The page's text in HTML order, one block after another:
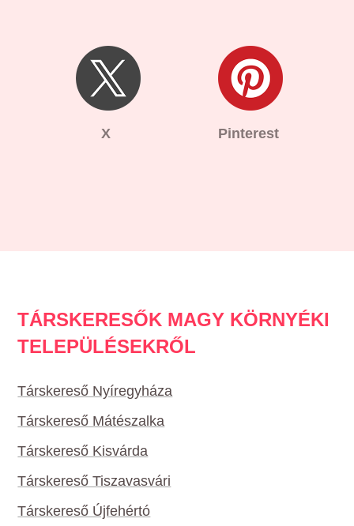
X Pinterest
TÁRSKERESŐK MAGY KÖRNYÉKI
TELEPÜLÉSEKRŐL
Társkereső Nyíregyháza
Társkereső Mátészalka
Társkereső Kisvárda
Társkereső Tiszavasvári
Társkereső Újfehértó